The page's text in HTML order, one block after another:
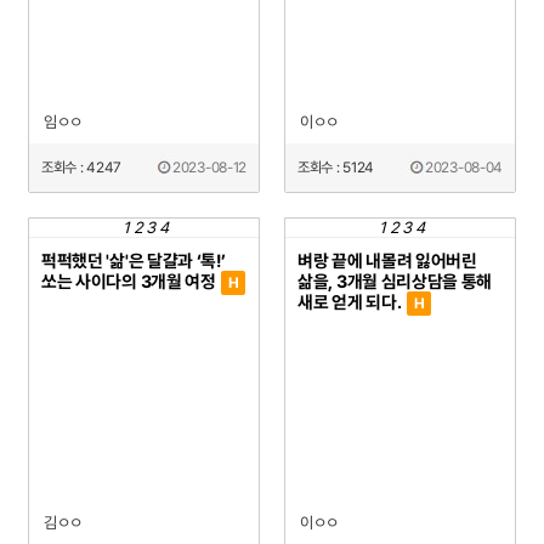
임ㅇㅇ
조회수 : 4247 2023-08-12
이ㅇㅇ
조회수 : 5124 2023-08-04
1 2 3 4
퍽퍽했던 '삶'은 달걀과 ‘톡!’
쏘는 사이다의 3개월 여정
H
김ㅇㅇ
1 2 3 4
벼랑 끝에 내몰려 잃어버린
삶을, 3개월 심리상담을 통해
새로 얻게 되다.
H
이ㅇㅇ